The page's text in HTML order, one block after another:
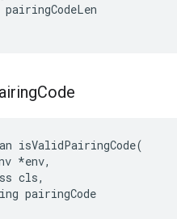
pairingCodeLen
Code
isValidPairingCode(
*env,
cls,
pairingCode